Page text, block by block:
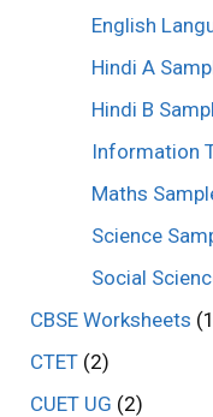
English
Hindi A
Hindi B
Information
Maths
Science
Social
CBSE Worksheets
CTET (2)
CUET UG (2)